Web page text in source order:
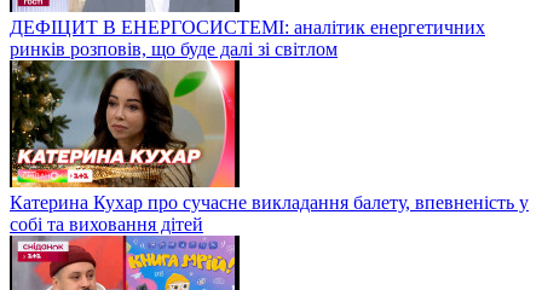
ДЕФІЦИТ В ЕНЕРГОСИСТЕМІ: аналітик енергетичних
ринків розповів, що буде далі зі світлом
Катерина Кухар про сучасне викладання балету, впевненість у
собі та виховання дітей